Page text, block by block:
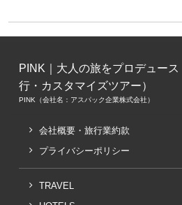
PINK｜大人の旅をプロデュー
行・カスタマイズツアー）
PINK（会社名：アスパック企業株式会社）
会社概要・旅行業約款
プライバシーポリシー
TRAVEL